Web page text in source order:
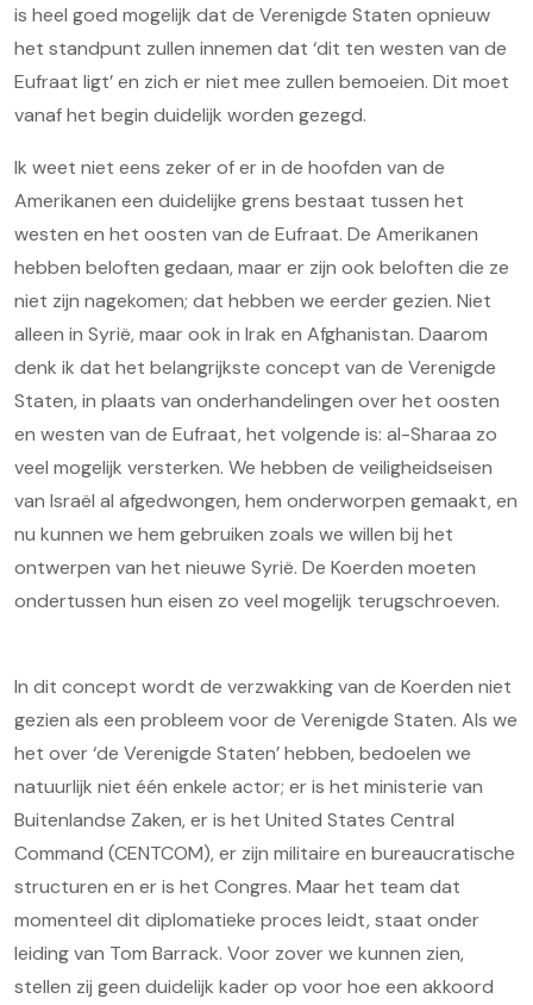
is heel goed mogelijk dat de Verenigde Staten opnieuw
het standpunt zullen innemen dat ‘dit ten westen van de
Eufraat ligt’ en zich er niet mee zullen bemoeien. Dit moet
vanaf het begin duidelijk worden gezegd.
Ik weet niet eens zeker of er in de hoofden van de
Amerikanen een duidelijke grens bestaat tussen het
westen en het oosten van de Eufraat. De Amerikanen
hebben beloften gedaan, maar er zijn ook beloften die ze
niet zijn nagekomen; dat hebben we eerder gezien. Niet
alleen in Syrië, maar ook in Irak en Afghanistan. Daarom
denk ik dat het belangrijkste concept van de Verenigde
Staten, in plaats van onderhandelingen over het oosten
en westen van de Eufraat, het volgende is: al-Sharaa zo
veel mogelijk versterken. We hebben de veiligheidseisen
van Israël al afgedwongen, hem onderworpen gemaakt, en
nu kunnen we hem gebruiken zoals we willen bij het
ontwerpen van het nieuwe Syrië. De Koerden moeten
ondertussen hun eisen zo veel mogelijk terugschroeven.
In dit concept wordt de verzwakking van de Koerden niet
gezien als een probleem voor de Verenigde Staten. Als we
het over ‘de Verenigde Staten’ hebben, bedoelen we
natuurlijk niet één enkele actor; er is het ministerie van
Buitenlandse Zaken, er is het United States Central
Command (CENTCOM), er zijn militaire en bureaucratische
structuren en er is het Congres. Maar het team dat
momenteel dit diplomatieke proces leidt, staat onder
leiding van Tom Barrack. Voor zover we kunnen zien,
stellen zij geen duidelijk kader op voor hoe een akkoord